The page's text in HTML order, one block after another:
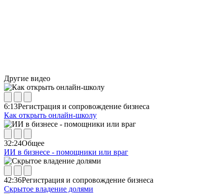
Другие видео
6:13Регистрация и сопровождение бизнеса
Как открыть онлайн-школу
32:24Общее
ИИ в бизнесе - помощники или враг
42:36Регистрация и сопровождение бизнеса
Скрытое владение долями